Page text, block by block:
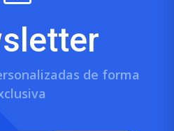
de forma